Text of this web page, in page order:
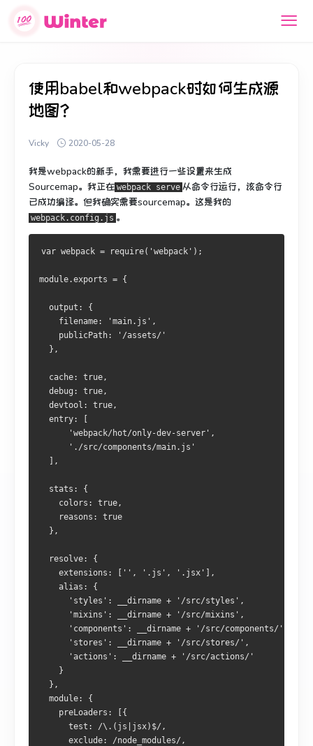
使用babel和webpack时如何生成源
地图？
Vicky 2020-05-28
我是webpack的新手，我需要进行一些设置来生成
Sourcemap。 我正在 webpack serve 从命令行运行，该命令行
已成功编译。 但我确实需要sourcemap。 这是我的
webpack.config.js 。
var webpack = require( 'webpack' );
module.exports = {
  output
:
{
    filename
: 'main.js' ,
    publicPath
:
'/assets/'
},
  cache
: true,
  debug
: true,
  devtool
: true,
  entry
:
'webpack/hot/only-dev-server' ,
'./src/components/main.js'
],
  stats
:
{
    colors
: true,
    reasons
:
true
},
  resolve
:
{
    extensions
: '' , '.js' , '.jsx'
],
    alias
:
{
'styles' : __dirname + '/src/styles' ,
'mixins' : __dirname + '/src/mixins' ,
'components' : __dirname + '/src/components/'
'stores' : __dirname + '/src/stores/' ,
'actions' : __dirname +
'/src/actions/'
}
},
  module
:
{
    preLoaders
:
[{
      test
: /\.(js|jsx)$/ ,
      exclude
: /node_modules/ ,